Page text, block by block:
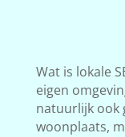
Wat is lokale
eigen
natuurlijk ook
woonplaats,